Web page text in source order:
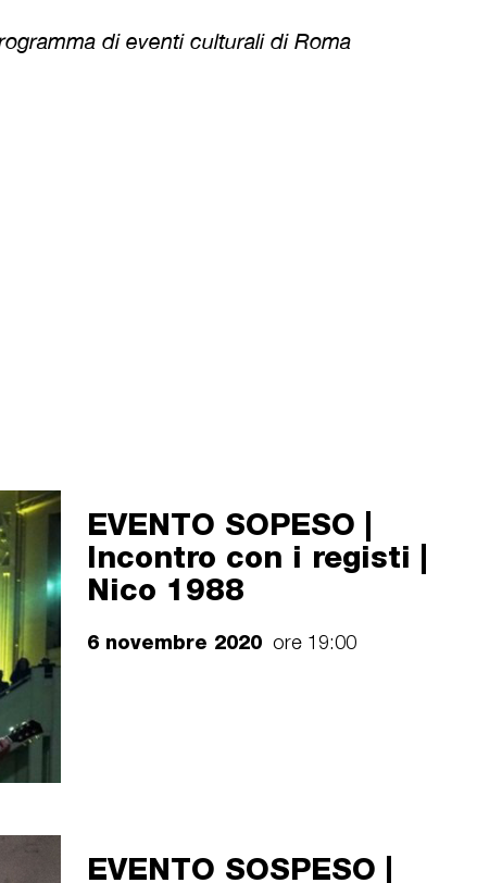
di eventi culturali di Roma
EVENTO SOPESO |
Incontro con i registi |
Nico 1988
6 novembre 2020 ore 19:00
EVENTO SOSPESO |